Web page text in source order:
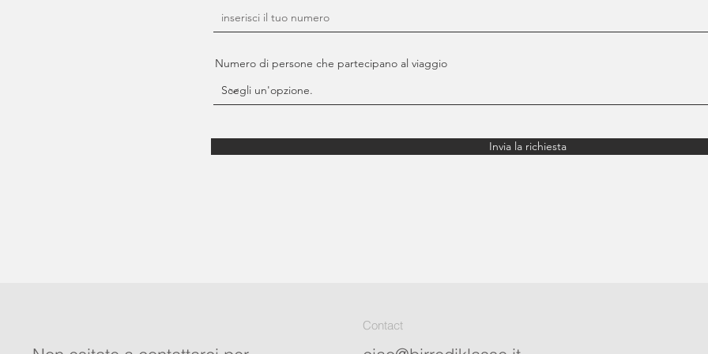
Numero di persone che partecipano al viaggio
Invia la richiesta
Contact